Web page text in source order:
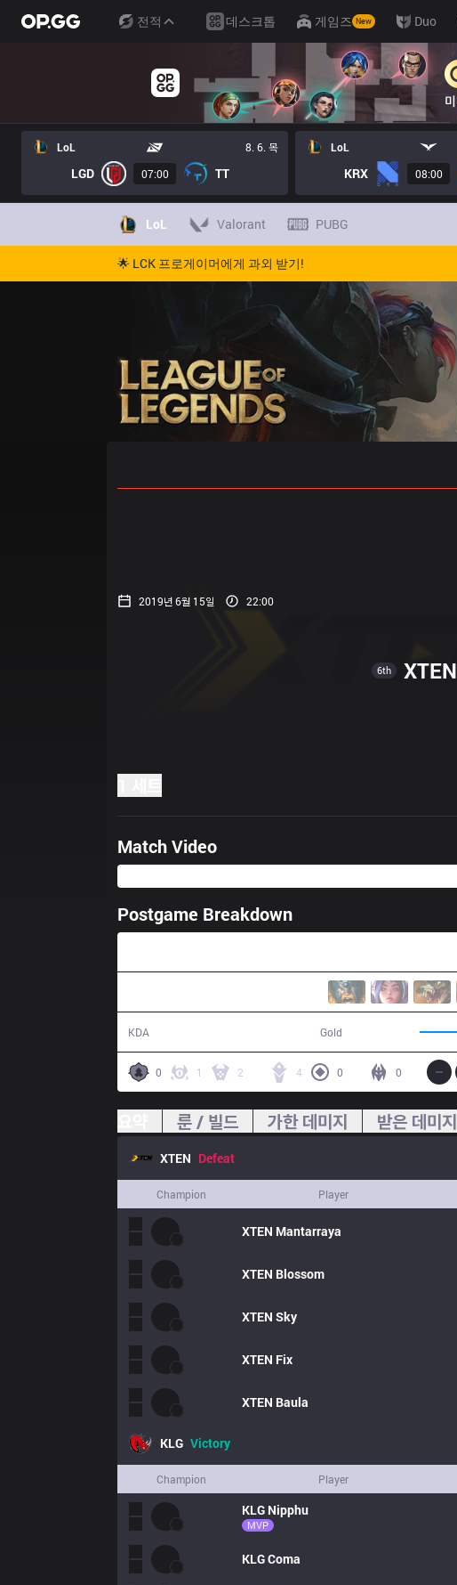
전적 데스크톱 게임즈 New Duo
LoL 8. 6. 목
LGD 07:00 TT
LoL
KRX 08:00
LoL Valorant PUBG
🌟 LCK 프로게이머에게 과외 받기!
2019년 6월 15일 22:00
6th XTEN
Match Video
Postgame Breakdown
KDA Gold
0 1 2 4 0 0
룬 / 빌드 가한 데미지 받은 데미지
XTEN Defeat
Champion Player
XTEN Mantarraya
XTEN Blossom
XTEN Sky
XTEN Fix
XTEN Baula
KLG Victory
Champion Player
KLG Nipphu
MVP
KLGComa